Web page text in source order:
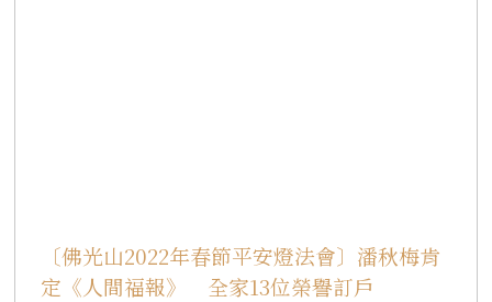
〔佛光山2022年春節平安燈法會〕潘秋梅肯
定《人間福報》 全家13位榮譽訂戶